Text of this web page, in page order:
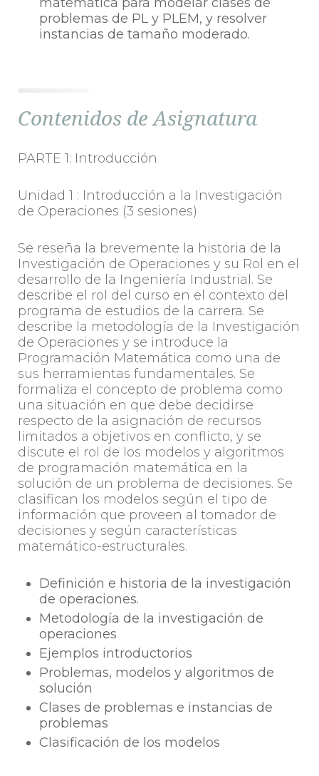
problemas de PL y PLEM, y resolver
instancias de tamaño moderado.
Contenidos de Asignatura
PARTE 1: Introducción
Unidad 1 : Introducción a la Investigación
de Operaciones (3 sesiones)
Se reseña la brevemente la historia de la
Investigación de Operaciones y su Rol en el
desarrollo de la Ingeniería Industrial. Se
describe el rol del curso en el contexto del
programa de estudios de la carrera. Se
describe la metodología de la Investigación
de Operaciones y se introduce la
Programación Matemática como una de
sus herramientas fundamentales. Se
formaliza el concepto de problema como
una situación en que debe decidirse
respecto de la asignación de recursos
limitados a objetivos en conflicto, y se
discute el rol de los modelos y algoritmos
de programación matemática en la
solución de un problema de decisiones. Se
clasifican los modelos según el tipo de
información que proveen al tomador de
decisiones y según características
matemático-estructurales.
Definición e historia de la investigación
de operaciones.
Metodología de la investigación de
operaciones
Ejemplos introductorios
Problemas, modelos y algoritmos de
solución
Clases de problemas e instancias de
problemas
Clasificación de los modelos